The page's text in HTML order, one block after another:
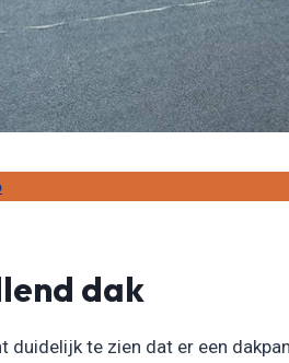
dak
duidelijk te zien dat er een